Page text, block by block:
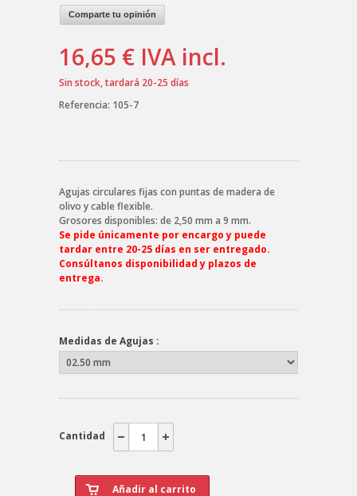
Comparte tu opinión
16,65 € IVA incl.
Sin stock, tardará 20-25 días
Referencia: 105-7
Agujas circulares fijas con puntas de madera de
olivo y cable flexible.
Grosores disponibles: de 2,50 mm a 9 mm.
Se pide únicamente por encargo y puede
tardar entre 20-25 días en ser entregado.
Consúltanos disponibilidad y plazos de
entrega.
Medidas de Agujas :
Cantidad